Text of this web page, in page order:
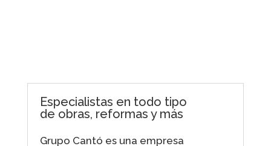
Especialistas en todo tipo
de obras, reformas y más
Grupo Cantó es una empresa